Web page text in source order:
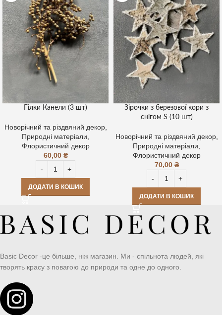
Гілки Канели (3 шт)
Новорічний та різдвяний декор,
Природні матеріали
Флористичний декор
60,00 ₴
ДОДАТИ В КОШИК
Зірочки з березової кори з
снігом S (10 шт)
Новорічний та різдвяний декор,
Природні матеріали
Флористичний декор
70,00 ₴
ДОДАТИ В КОШИК
Basic Decor -це більше, ніж магазин. Ми - спільнота людей, які
творять красу з повагою до природи та одне до одного.